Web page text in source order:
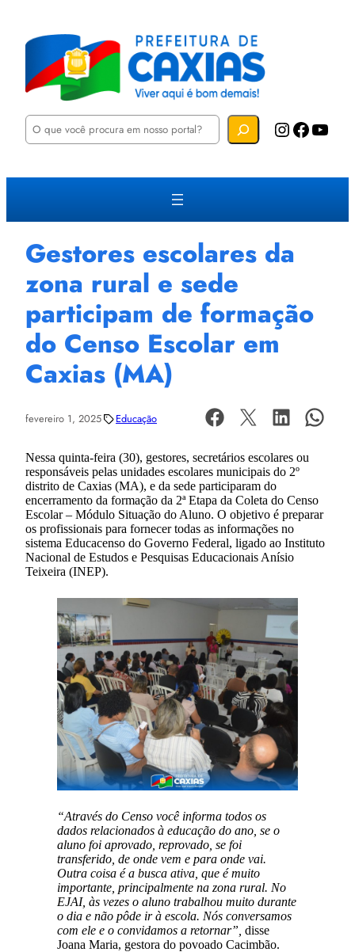
P
u
a
Instagram Facebook YouTube
Gestores escolares da
zona rural e sede
participam de formação
do Censo Escolar em
Caxias (MA)
fevereiro 1, 2025 Educação
Nessa quinta-feira (30), gestores, secretários escolares ou
responsáveis pelas unidades escolares municipais do 2º
distrito de Caxias (MA), e da sede participaram do
encerramento da formação da 2ª Etapa da Coleta do Censo
Escolar – Módulo Situação do Aluno. O objetivo é preparar
os profissionais para fornecer todas as informações no
sistema Educacenso do Governo Federal, ligado ao Instituto
Nacional de Estudos e Pesquisas Educacionais Anísio
Teixeira (INEP).
“Através do Censo você informa todos os
dados relacionados à educação do ano, se o
aluno foi aprovado, reprovado, se foi
transferido, de onde vem e para onde vai.
Outra coisa é a busca ativa, que é muito
importante, principalmente na zona rural. No
EJAI, às vezes o aluno trabalhou muito durante
o dia e não pôde ir à escola. Nós conversamos
com ele e o convidamos a retornar”, disse
Joana Maria, gestora do povoado Cacimbão.